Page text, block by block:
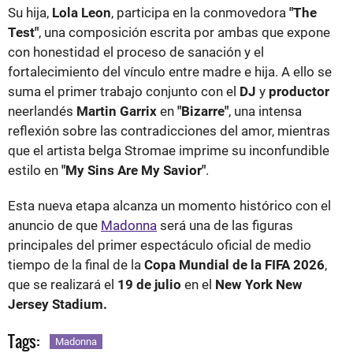
Su hija, Lola Leon, participa en la conmovedora "The
Test", una composición escrita por ambas que expone
con honestidad el proceso de sanación y el
fortalecimiento del vínculo entre madre e hija. A ello se
suma el primer trabajo conjunto con el DJ y productor
neerlandés Martin Garrix en "Bizarre", una intensa
reflexión sobre las contradicciones del amor, mientras
que el artista belga Stromae imprime su inconfundible
estilo en "My Sins Are My Savior".
Esta nueva etapa alcanza un momento histórico con el
anuncio de que Madonna será una de las figuras
principales del primer espectáculo oficial de medio
tiempo de la final de la Copa Mundial de la FIFA 2026,
que se realizará el 19 de julio en el New York New
Jersey Stadium.
Tags: Madonna